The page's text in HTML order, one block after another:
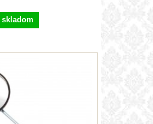
skladom